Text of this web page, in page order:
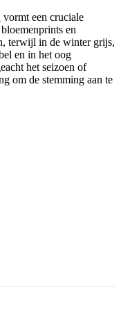
vormt een cruciale
en
terwijl in de winter grijs,
en in het oog
het seizoen of
om de stemming aan te